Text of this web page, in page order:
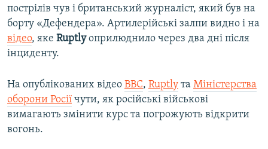
пострілів чув і британський журналіст, який був на
борту «Дефендера». Артилерійські залпи видно і на
відео, яке Ruptlyоприлюднило через два дні після
інциденту.
На опублікованих відео BBC, Ruptly та Міністерства
оборони Росії чути, як російські військові
вимагають змінити курс та погрожують відкрити
вогонь.